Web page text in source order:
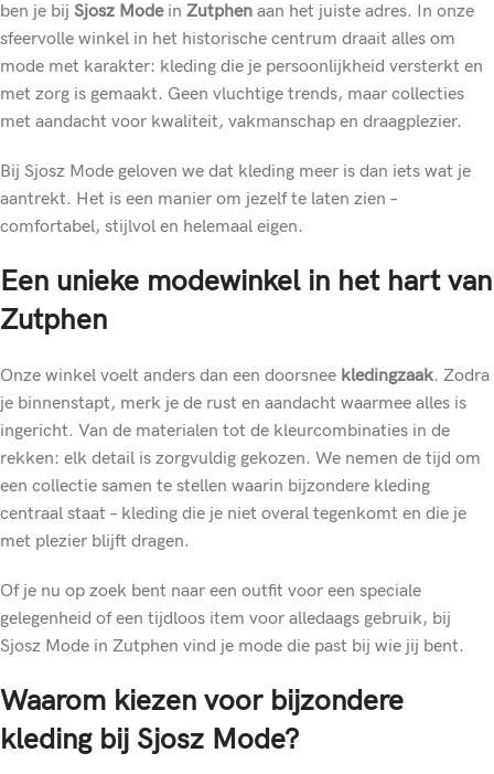
ben je bij Sjosz Modein Zutphen aan het juiste adres. In onze
sfeervolle winkel in het historische centrum draait alles om
mode met karakter: kleding die je persoonlijkheid versterkt en
met zorg is gemaakt. Geen vluchtige trends, maar collecties
met aandacht voor kwaliteit, vakmanschap en draagplezier.
Bij Sjosz Mode geloven we dat kleding meer is dan iets wat je
aantrekt. Het is een manier om jezelf te laten zien –
comfortabel, stijlvol en helemaal eigen.
Een unieke modewinkel in het hart van
Zutphen
Onze winkel voelt anders dan een doorsnee kledingzaak. Zodra
je binnenstapt, merk je de rust en aandacht waarmee alles is
ingericht. Van de materialen tot de kleurcombinaties in de
rekken: elk detail is zorgvuldig gekozen. We nemen de tijd om
een collectie samen te stellen waarin bijzondere kleding
centraal staat – kleding die je niet overal tegenkomt en die je
met plezier blijft dragen.
Of je nu op zoek bent naar een outfit voor een speciale
gelegenheid of een tijdloos item voor alledaags gebruik, bij
Sjosz Mode in Zutphen vind je mode die past bij wie jij bent.
Waarom kiezen voor bijzondere
kleding bij Sjosz Mode?